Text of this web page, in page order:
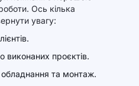
Ось кілька
увагу:
виконаних проєктів.
обладнання та монтаж.